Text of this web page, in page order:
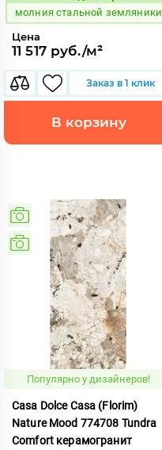
молния стальной земляники
Цена
11 517 руб./м²
Заказ в 1 клик
В корзину
Популярно у дизайнеров!
Casa Dolce Casa (Florim)
Nature Mood 774708 Tundra
Comfort керамогранит